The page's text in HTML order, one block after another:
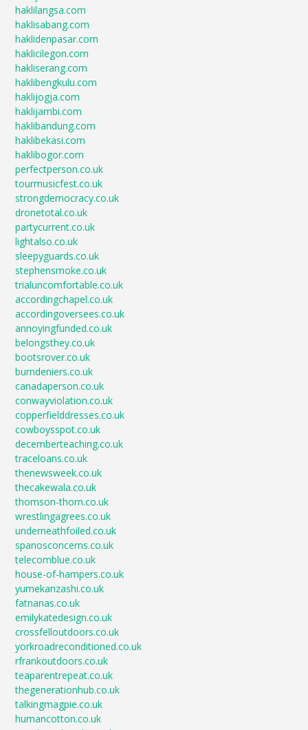
haklilangsa.com
haklisabang.com
haklidenpasar.com
haklicilegon.com
hakliserang.com
haklibengkulu.com
haklijogja.com
haklijambi.com
haklibandung.com
haklibekasi.com
haklibogor.com
perfectperson.co.uk
tourmusicfest.co.uk
strongdemocracy.co.uk
dronetotal.co.uk
partycurrent.co.uk
lightalso.co.uk
sleepyguards.co.uk
stephensmoke.co.uk
trialuncomfortable.co.uk
accordingchapel.co.uk
accordingoversees.co.uk
annoyingfunded.co.uk
belongsthey.co.uk
bootsrover.co.uk
burndeniers.co.uk
canadaperson.co.uk
conwayviolation.co.uk
copperfielddresses.co.uk
cowboysspot.co.uk
decemberteaching.co.uk
traceloans.co.uk
thenewsweek.co.uk
thecakewala.co.uk
thomson-thorn.co.uk
wrestlingagrees.co.uk
underneathfoiled.co.uk
spanosconcerns.co.uk
telecomblue.co.uk
house-of-hampers.co.uk
yumekanzashi.co.uk
fatnanas.co.uk
emilykatedesign.co.uk
crossfelloutdoors.co.uk
yorkroadreconditioned.co.uk
rfrankoutdoors.co.uk
teaparentrepeat.co.uk
thegenerationhub.co.uk
talkingmagpie.co.uk
humancotton.co.uk